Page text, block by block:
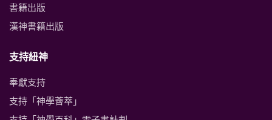
書籍出版
漢神書籍出版
支持紐神
奉獻支持
支持「神學薈萃」